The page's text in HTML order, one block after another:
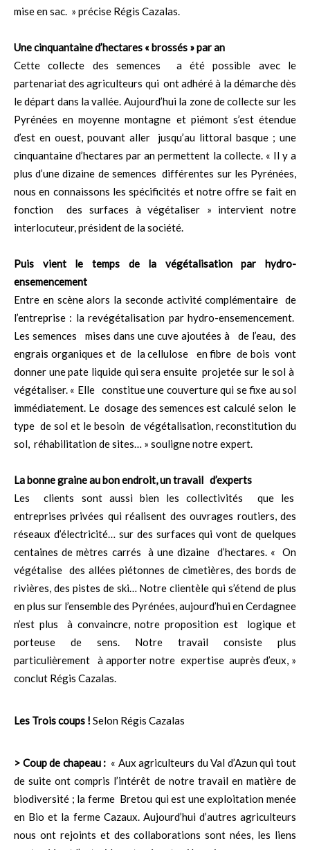
mise en sac. » précise Régis Cazalas.
Une cinquantaine d’hectares « brossés » par an
Cette collecte des semences a été possible avec le
partenariat des agriculteurs qui ont adhéré à la démarche dès
le départ dans la vallée. Aujourd’hui la zone de collecte sur les
Pyrénées en moyenne montagne et piémont s’est étendue
d’est en ouest, pouvant aller jusqu’au littoral basque ; une
cinquantaine d’hectares par an permettent la collecte. « Il y a
plus d’une dizaine de semences différentes sur les Pyrénées,
nous en connaissons les spécificités et notre offre se fait en
fonction des surfaces à végétaliser » intervient notre
interlocuteur, président de la société.
Puis vient le temps de la végétalisation par hydro-
ensemencement
Entre en scène alors la seconde activité complémentaire de
l’entreprise : la revégétalisation par hydro-ensemencement.
Les semences mises dans une cuve ajoutées à de l’eau, des
engrais organiques et de la cellulose en fibre de bois vont
donner une pate liquide qui sera ensuite projetée sur le sol à
végétaliser. « Elle constitue une couverture qui se fixe au sol
immédiatement. Le dosage des semences est calculé selon le
type de sol et le besoin de végétalisation, reconstitution du
sol, réhabilitation de sites… » souligne notre expert.
La bonne graine au bon endroit, un travail d’experts
Les clients sont aussi bien les collectivités que les
entreprises privées qui réalisent des ouvrages routiers, des
réseaux d’électricité… sur des surfaces qui vont de quelques
centaines de mètres carrés à une dizaine d’hectares. « On
végétalise des allées piétonnes de cimetières, des bords de
rivières, des pistes de ski… Notre clientèle qui s’étend de plus
en plus sur l’ensemble des Pyrénées, aujourd’hui en Cerdagnee
n’est plus à convaincre, notre proposition est logique et
porteuse de sens. Notre travail consiste plus
particulièrement à apporter notre expertise auprès d’eux, »
conclut Régis Cazalas.
Les Trois coups ! Selon Régis Cazalas
> Coup de chapeau : « Aux agriculteurs du Val d’Azun qui tout
de suite ont compris l’intérêt de notre travail en matière de
biodiversité ; la ferme Bretou qui est une exploitation menée
en Bio et la ferme Cazaux. Aujourd’hui d’autres agriculteurs
nous ont rejoints et des collaborations sont nées, les liens